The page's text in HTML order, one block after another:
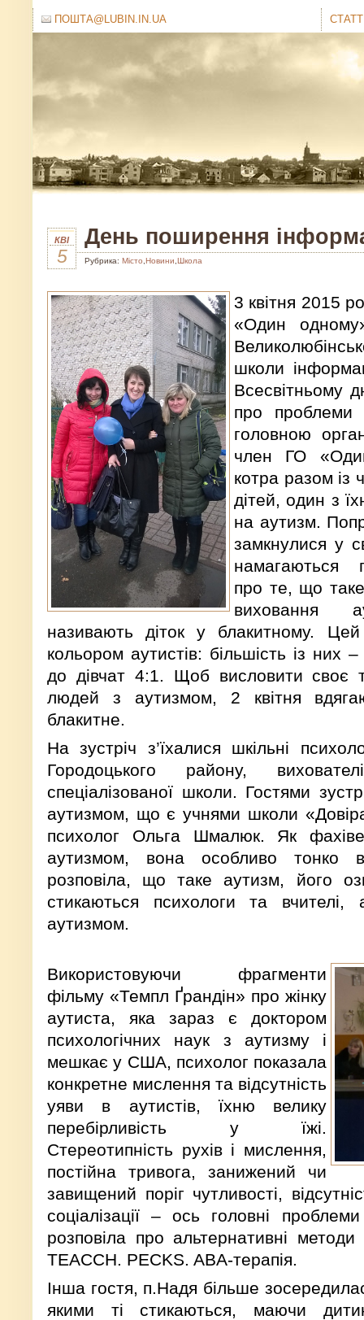
ПОШТА@LUBIN.IN.UA
КВІ
5
День поширення
Рубрика: Місто Новини Школа
3 квітня 2015
«Один
школи
Всесвітньому
про проблеми
головною
член ГО
котра разом із
дітей, один з
на аутизм.
замкнулися у
намагаються
про те, що таке
виховання
називають діток у блакитному.
кольором аутистів: більшість із них
до дівчат 4:1. Щоб висловити своє
людей з аутизмом, 2 квітня
блакитне.
На зустріч з’їхалися шкільні
Городоцького району,
спеціалізованої школи. Гостями
аутизмом, що є учнями школи
психолог Ольга Шмалюк. Як
аутизмом, вона особливо тонко
розповіла, що таке аутизм, його
стикаються психологи та
аутизмом.
Використовуючи фрагменти
фільму «Темпл Ґрандін» про жінку
аутиста, яка зараз є доктором
психологічних наук з аутизму і
мешкає у США, психолог показала
конкретне мислення та відсутність
уяви в аутистів, їхню велику
перебірливість у їжі.
Стереотипність рухів і мислення,
постійна тривога, занижений чи
завищений поріг чутливості,
соціалізації – ось головні
розповіла про альтернативні
TEACCH. PECKS. ABA-терапія.
Інша гостя, п.Надя більше
якими ті стикаються, маючи